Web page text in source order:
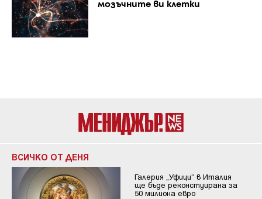
мозъчните ви клетки
ВСИЧКО ОТ ДЕНЯ
Галерия „Уфици“ в Италия
ще бъде реконстуирана за
50 милиона евро